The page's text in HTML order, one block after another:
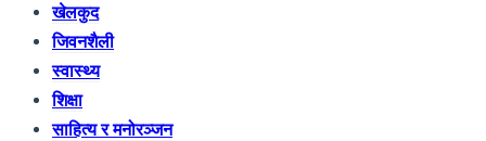
खेलकुद
जिवनशैली
स्वास्थ्य
शिक्षा
साहित्य र मनोरञ्जन